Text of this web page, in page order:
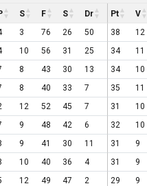
S F S Dr Pt
V
3 76 26 50 38
12
10 56 31 25 34
11
8 43 30 13 34
10
8 40 33 7 35
11
12 52 45 7 31
10
9 48 42 6 32
10
9 41 30 11 31
9
10 40 36 4 31
9
12 49 47 2 29
9